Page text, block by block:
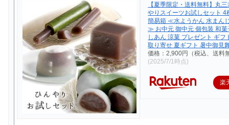
【夏季限定・送料無料】丸
やりスイーツお試しセット 4
簡易箱 ≪水ようかん 水まん
≫ お中元 御中元 個包装 和菓
しあん 涼菓 プレゼント ギフ
取り寄せ 夏ギフト 暑中御見
価格：2,900円（税込、送料
(2025/7/1時点)
楽